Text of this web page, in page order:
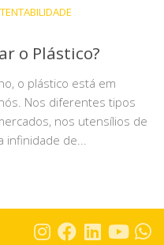
o Plástico?
o plástico está em
Nos diferentes tipos
nos utensílios de
de...